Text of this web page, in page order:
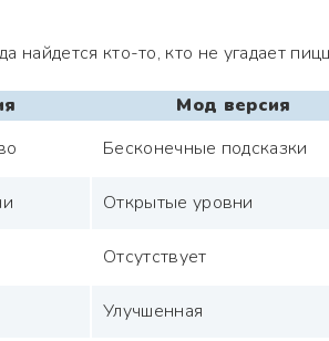
кто-то, кто не угадает
Мод версия
Бесконечные подсказки
Открытые уровни
Отсутствует
Улучшенная